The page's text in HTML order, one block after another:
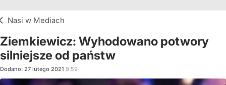
Nasi w Mediach
Ziemkiewicz: Wyhodowano potwory
silniejsze od państw
Dodano: 27 lutego 2021 9:59